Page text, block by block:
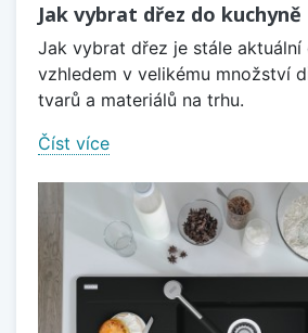
Jak vybrat dřez do kuchyně
Jak vybrat dřez je stále aktuální
vzhledem v velikému množství
tvarů a materiálů na trhu.
Číst více